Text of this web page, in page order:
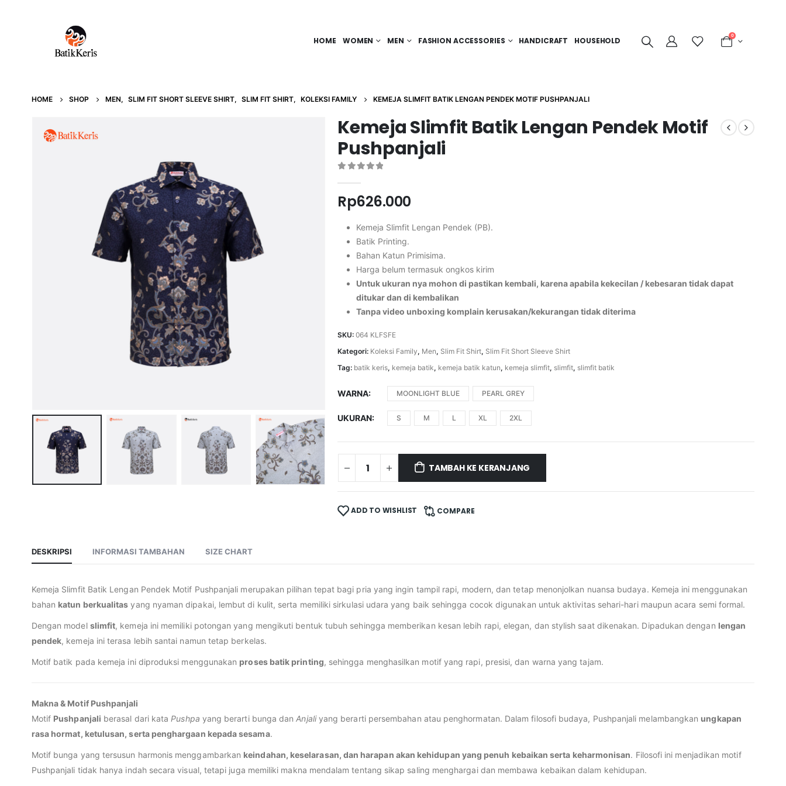
HOME WOMEN MEN FASHION ACCESSORIES HANDICRAFT HOUSEHOLD
0
HOME SHOP MEN, SLIM FIT SHORT SLEEVE SHIRT, SLIM FIT SHIRT, KOLEKSI FAMILY KEMEJA SLIMFIT BATIK LENGAN PENDEK MOTIF PUSHPANJALI
Kemeja Slimfit Batik Lengan Pendek Motif
Pushpanjali
Rp626.000
Kemeja Slimfit Lengan Pendek (PB).
Batik Printing.
Bahan Katun Primisima.
Harga belum termasuk ongkos kirim
Untuk ukuran nya mohon di pastikan kembali, karena apabila kekecilan / kebesaran tidak dapat
ditukar dan di kembalikan
Tanpa video unboxing komplain kerusakan/kekurangan tidak diterima
SKU:064 KLFSFE
Kategori: Koleksi Family, Men, Slim Fit Shirt, Slim Fit Short Sleeve Shirt
Tag: batik keris, kemeja batik, kemeja batik katun, kemeja slimfit, slimfit, slimfit batik
WARNA MOONLIGHT BLUE PEARL GREY
UKURAN S M L XL 2XL
TAMBAH KE KERANJANG
ADD TO WISHLIST COMPARE
DESKRIPSI INFORMASI TAMBAHAN SIZE CHART
Kemeja Slimfit Batik Lengan Pendek Motif Pushpanjali merupakan pilihan tepat bagi pria yang ingin tampil rapi, modern, dan tetap menonjolkan nuansa budaya. Kemeja ini menggunakan
bahan katun berkualitas yang nyaman dipakai, lembut di kulit, serta memiliki sirkulasi udara yang baik sehingga cocok digunakan untuk aktivitas sehari-hari maupun acara semi formal.
Dengan model slimfit, kemeja ini memiliki potongan yang mengikuti bentuk tubuh sehingga memberikan kesan lebih rapi, elegan, dan stylish saat dikenakan. Dipadukan dengan lengan
pendek, kemeja ini terasa lebih santai namun tetap berkelas.
Motif batik pada kemeja ini diproduksi menggunakan proses batik printing, sehingga menghasilkan motif yang rapi, presisi, dan warna yang tajam.
Makna & Motif Pushpanjali
Motif Pushpanjali berasal dari kata Pushpa yang berarti bunga danAnjaliyang berarti persembahan atau penghormatan. Dalam filosofi budaya, Pushpanjali melambangkan ungkapan
rasa hormat, ketulusan, serta penghargaan kepada sesama.
Motif bunga yang tersusun harmonis menggambarkan keindahan, keselarasan, dan harapan akan kehidupan yang penuh kebaikan serta keharmonisan. Filosofi ini menjadikan motif
Pushpanjali tidak hanya indah secara visual, tetapi juga memiliki makna mendalam tentang sikap saling menghargai dan membawa kebaikan dalam kehidupan.